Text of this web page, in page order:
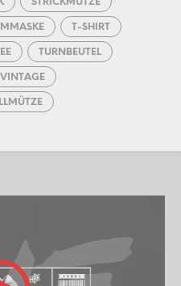
STRICKMÜTZE
T-SHIRT
TURNBEUTEL
VINTAGE